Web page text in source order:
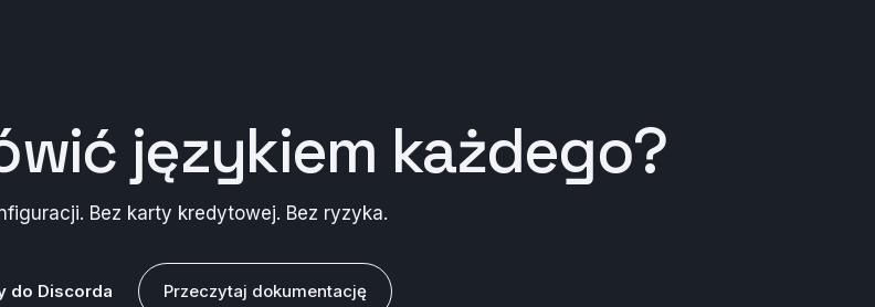
językiem każdego?
Bez karty kredytowej. Bez ryzyka.
do Discorda Przeczytaj dokumentację